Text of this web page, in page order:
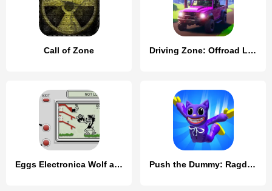
Call of Zone Driving Zone: Offroad Lite
Eggs Electronica Wolf and Hare Push the Dummy: Ragdoll Fall